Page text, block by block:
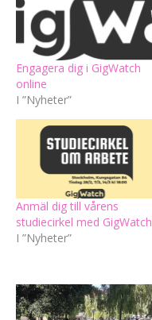
Engagera dig i GigWatch
online
I ”Nyheter”
Anmäl dig till vårens
studiecirkel med GigWatch
I ”Nyheter”